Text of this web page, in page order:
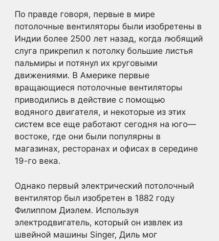
По правде говоря, первые в мире
потолочные вентиляторы были изобретены в
Индии более 2500 лет назад, когда любящий
слуга прикрепил к потолку большие листья
пальмиры и потянул их круговыми
движениями. В Америке первые
вращающиеся потолочные вентиляторы
приводились в действие с помощью
водяного двигателя, и некоторые из этих
систем все еще работают сегодня на юго—
востоке, где они были популярны в
магазинах, ресторанах и офисах в середине
19-го века.
Однако первый электрический потолочный
вентилятор был изобретен в 1882 году
Филиппом Диэлем. Используя
электродвигатель, который он извлек из
швейной машины Singer, Диль мог